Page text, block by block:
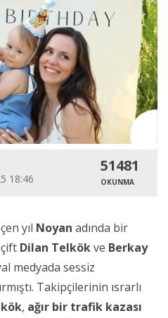
18:46
51481
OKUNMA
yıl Noyan adında bir
Dilan Telkökve Berkay
medyada sessiz
Takipçilerinin ısrarlı
, ağır bir trafik kazası